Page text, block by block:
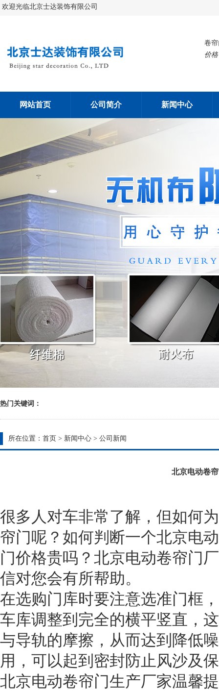
欢迎光临北京士达装饰有限公司
卷
价
网站首页 公司简介 新闻中心
热门关键词：
所在位置： 首页 > 新闻中心 > 公司新闻
北京电动卷
很多人对车非常了解，但如何
帘门 呢？如何判断一个北京电
门价格贵吗？北京电动卷帘门
信对您会有所帮助。
在选购门库时要注意选准门框
车库调整到完全的横平竖直，
与导轨的摩擦，从而达到降低
用，可以起到密封防止风沙及
北京电动卷帘门生产厂家温馨